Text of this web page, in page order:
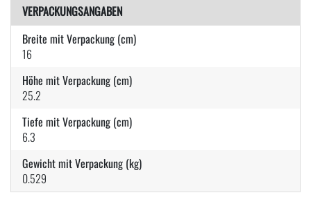
VERPACKUNGSANGABEN
Breite mit Verpackung (cm)
16
Höhe mit Verpackung (cm)
25.2
Tiefe mit Verpackung (cm)
6.3
Gewicht mit Verpackung (kg)
0.529